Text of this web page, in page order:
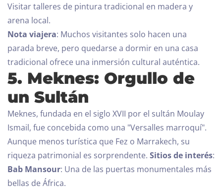
Visitar talleres de pintura tradicional en madera y
arena local.
Nota viajera: Muchos visitantes solo hacen una
parada breve, pero quedarse a dormir en una casa
tradicional ofrece una inmersión cultural auténtica.
5. Meknes: Orgullo de
un Sultán
Meknes, fundada en el siglo XVII por el sultán Moulay
Ismail, fue concebida como una "Versalles marroquí".
Aunque menos turística que Fez o Marrakech, su
riqueza patrimonial es sorprendente. Sitios de interés:
Bab Mansour: Una de las puertas monumentales más
bellas de África.